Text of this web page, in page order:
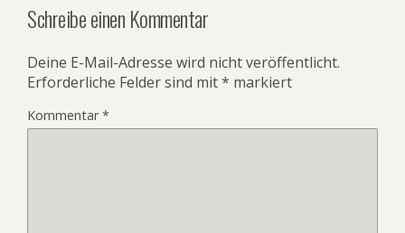
Schreibe einen Kommentar
Deine E-Mail-Adresse wird nicht veröffentlicht.
Erforderliche Felder sind mit* markiert
Kommentar*